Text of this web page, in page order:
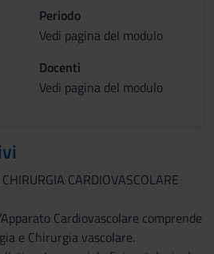
Periodo
Vedi pagina del modulo
Docenti
Vedi pagina del modulo
CARDIOVASCOLARE
Cardiovascolare comprende
e Chirurgia vascolare.